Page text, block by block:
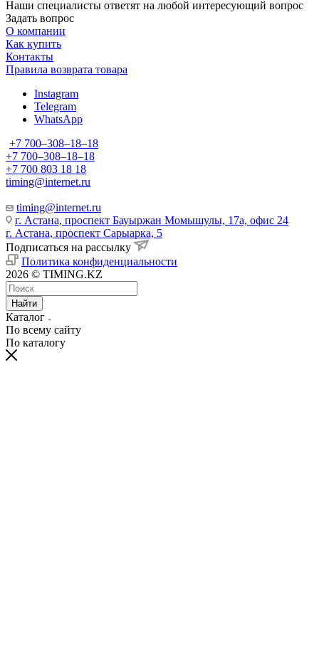
Наши специалисты ответят на любой интересующий вопрос
Задать вопрос
О компании
Как купить
Контакты
Правила возврата товара
Instagram
Telegram
WhatsApp
+7 700‒308‒18‒18
+7 700‒308‒18‒18
+7 700 803 18 18
timing@internet.ru
timing@internet.ru
г. Астана, проспект Бауыржан Момышулы, 17а, офис 24
г. Астана, проспект Сарыарка, 5
Подписаться на рассылку
Политика конфиденциальности
2026 © TIMING.KZ
Найти
Каталог
По всему сайту
По каталогу